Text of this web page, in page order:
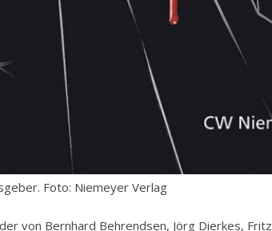
Foto: Niemeyer Verlag
von Bernhard Behrendsen, Jörg Dierkes,